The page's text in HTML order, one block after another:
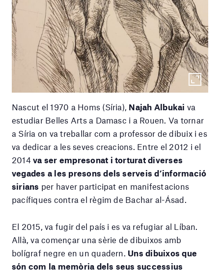
Nascut el 1970 a Homs (Síria), Najah Albukai va
estudiar Belles Arts a Damasc i a Rouen. Va tornar
a Síria on va treballar com a professor de dibuix i es
va dedicar a les seves creacions. Entre el 2012 i el
2014va ser empresonat i torturat diverses
vegades a les presons dels serveis d’informació
sirians per haver participat en manifestacions
pacífiques contra el règim de Bachar al-Ásad.
El 2015, va fugir del país i es va refugiar al Líban.
Allà, va començar una sèrie de dibuixos amb
bolígraf negre en un quadern. Uns dibuixos que
són com la memòria dels seus successius